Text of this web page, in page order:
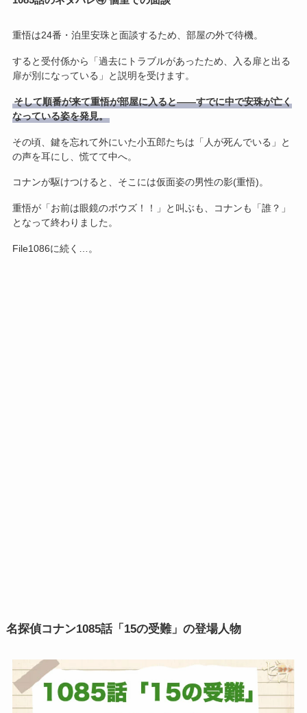
重悟は24番・泊里安珠と面談するため、部屋の外で待機。
すると受付係から「過去にトラブルがあったため、入る扉と出る
扉が別になっている」と説明を受けます。
そして順番が来て重悟が部屋に入ると――すでに中で安珠が亡く
なっている姿を発見。
その頃、鍵を忘れて外にいた小五郎たちは「人が死んでいる」と
の声を耳にし、慌てて中へ。
コナンが駆けつけると、そこには仮面姿の男性の影(重悟)。
重悟が「お前は眼鏡のボウズ！！」と叫ぶも、コナンも「誰？」
となって終わりました。
File1086に続く…。
名探偵コナン1085話「15の受難」 の登場人物